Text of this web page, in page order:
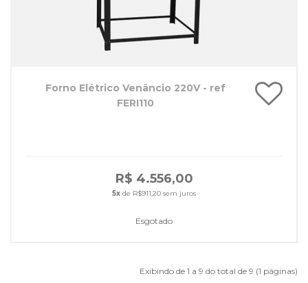
Forno Elétrico Venâncio 220V - ref
FERI110
R$ 4.556,00
5x de R$911,20 sem juros
Esgotado
Exibindo de 1 a 9 do total de 9 (1 páginas)